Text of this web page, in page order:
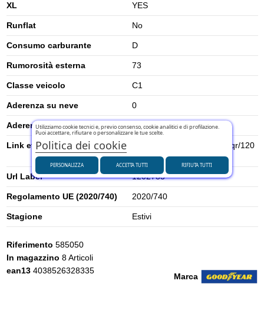
XL YES
Runflat No
Consumo carburante D
Rumorosità esterna 73
Classe veicolo C1
Aderenza su neve 0
Aderenza su ghiaccio 0
Link etichetta energetica UE
https://eprel.ec.europa.eu/qr/120
2783
Url Label 1202783
Regolamento UE (2020/740) 2020/740
Stagione Estivi
Marca
Riferimento 585050
In magazzino 8 Articoli
ean13 4038526328335
Utilizziamo cookie tecnici e, previo consenso, cookie analitici e di profilazione.
Puoi accettare, rifiutare o personalizzare le tue scelte.
Politica dei cookie
PERSONALIZZA RIFIUTA TUTTI
ACCETTA TUTTI